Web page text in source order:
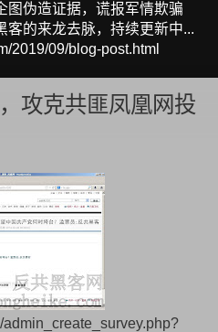
图伪造证据，谎报军情欺骗
客的来龙去脉，持续更新中...
2019/09/blog-post.html
攻克共匪凤凰网投